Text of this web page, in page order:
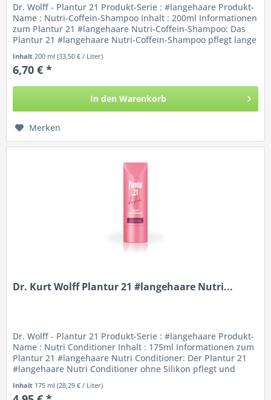
Dr. Wolff - Plantur 21 Produkt-Serie : #langehaare Produkt-
Name : Nutri-Coffein-Shampoo Inhalt : 200ml Informationen
zum Plantur 21 #langehaare Nutri-Coffein-Shampoo: Das
Plantur 21 #langehaare Nutri-Coffein-Shampoo pflegt lange
Inhalt 200 ml(33,50 € / Liter)
6,70 € *
In den Warenkorb
Merken
Dr. Kurt Wolff Plantur 21 #langehaare Nutri...
Dr. Wolff - Plantur 21 Produkt-Serie : #langehaare Produkt-
Name : Nutri Conditioner Inhalt : 175ml Informationen zum
Plantur 21 #langehaare Nutri Conditioner: Der Plantur 21
#langehaare Nutri Conditioner ohne Silikon pflegt und
Inhalt 175 ml(28,29 € / Liter)